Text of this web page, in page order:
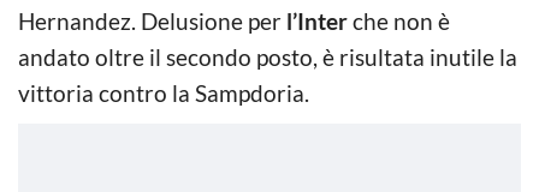
Hernandez. Delusione per l’Interche non è
andato oltre il secondo posto, è risultata inutile la
vittoria contro la Sampdoria.